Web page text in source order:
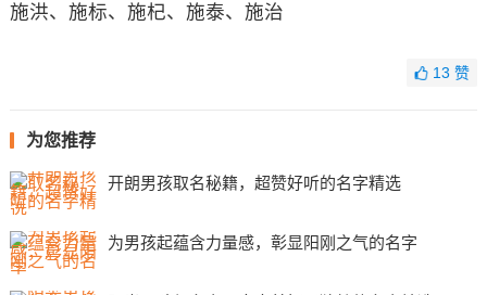
施洪、施标、施杞、施泰、施治
13赞
为您推荐
开朗男孩取名秘籍，超赞好听的名字精选
为男孩起蕴含力量感，彰显阳刚之气的名字